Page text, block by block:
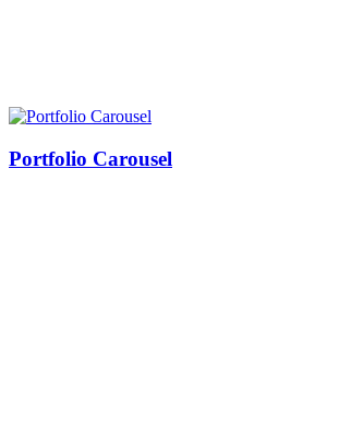
Portfolio Carousel